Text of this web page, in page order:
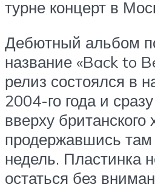
турне концерт в
Дебютный альбом
название «Back to
релиз состоялся в
2004-го года и
вверху британского
продержавшись там
недель. Пластинка
остаться без